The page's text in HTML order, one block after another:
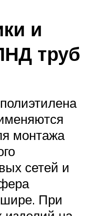
и
труб
монтажа
сетей и
шире. При